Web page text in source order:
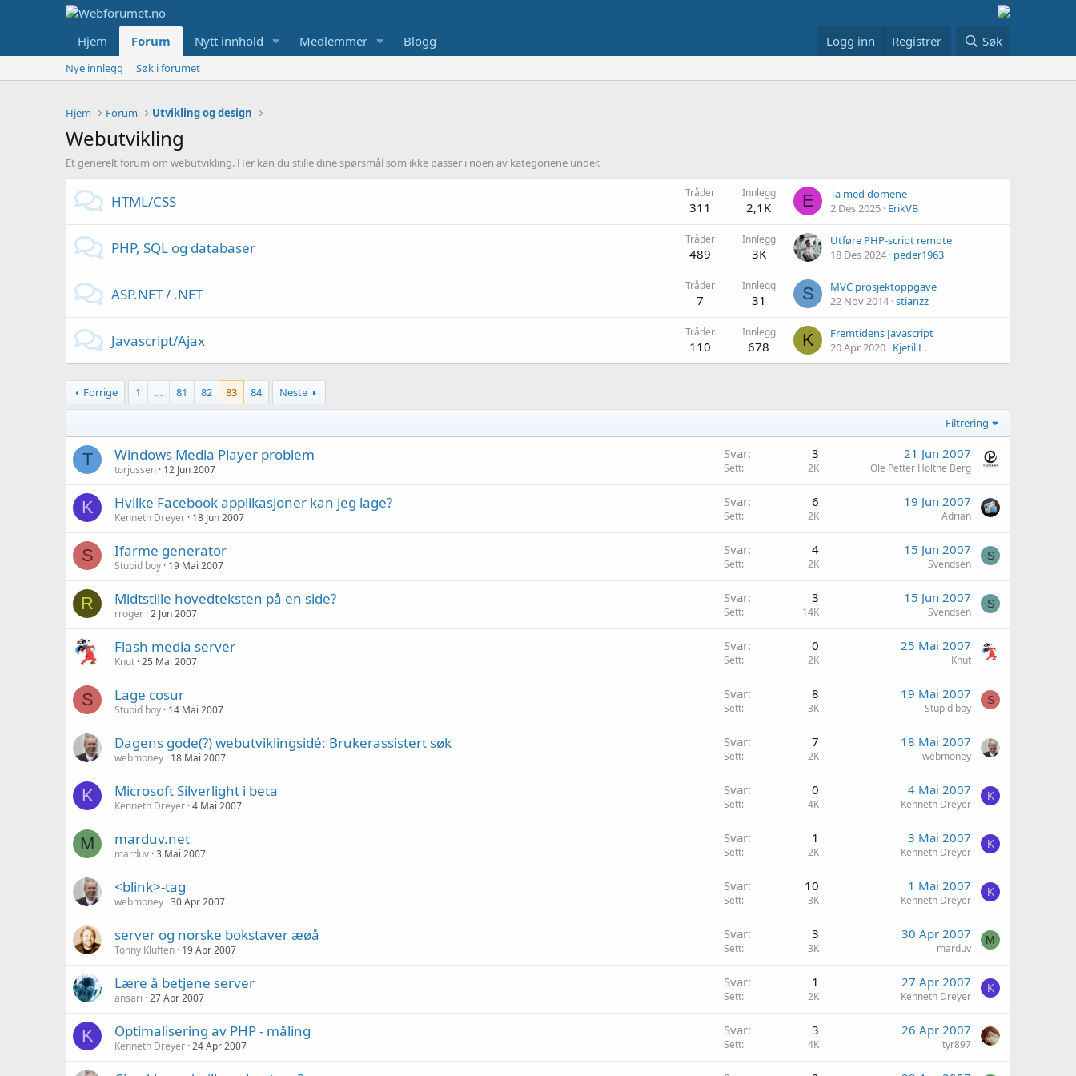
Hjem Forum Nytt innhold Medlemmer Blogg Logg inn Registrer Søk
Nye innlegg Søk i forumet
Hjem Forum Utvikling og design
Webutvikling
Et generelt forum om webutvikling. Her kan du stille dine spørsmål som ikke passer i noen av kategoriene under.
HTML/CSS Tråder
311
Innlegg
2,1K E
Ta med domene
2 Des 2025 ErikVB
PHP, SQL og databaser Tråder
489
Innlegg
3K
Utføre PHP-script remote
18 Des 2024 peder1963
ASP.NET / .NET Tråder
7
Innlegg
31 S
MVC prosjektoppgave
22 Nov 2014 stianzz
Javascript/Ajax Tråder
110
Innlegg
678 K
Fremtidens Javascript
20 Apr 2020 Kjetil L.
Forrige 1 … 81 82 83 84 Neste
Filtrering
T Windows Media Player problem
torjussen 12 Jun 2007
Svar 3
Sett 2K
21 Jun 2007
Ole Petter Holthe Berg
K Hvilke Facebook applikasjoner kan jeg lage?
Kenneth Dreyer 18 Jun 2007
Svar 6
Sett 2K
19 Jun 2007
Adrian
S Ifarme generator
Stupid boy 19 Mai 2007
Svar 4
Sett 2K
15 Jun 2007
Svendsen
S
R Midtstille hovedteksten på en side?
rroger 2 Jun 2007
Svar 3
Sett 14K
15 Jun 2007
Svendsen
S
Flash media server
Knut 25 Mai 2007
Svar 0
Sett 2K
25 Mai 2007
Knut
S Lage cosur
Stupid boy 14 Mai 2007
Svar 8
Sett 3K
19 Mai 2007
Stupid boy
S
Dagens gode(?) webutviklingsidé: Brukerassistert søk
webmoney 18 Mai 2007
Svar 7
Sett 2K
18 Mai 2007
webmoney
K Microsoft Silverlight i beta
Kenneth Dreyer 4 Mai 2007
Svar 0
Sett 4K
4 Mai 2007
Kenneth Dreyer
K
M marduv.net
marduv 3 Mai 2007
Svar 1
Sett 2K
3 Mai 2007
Kenneth Dreyer
K
<blink>-tag
webmoney 30 Apr 2007
Svar 10
Sett 3K
1 Mai 2007
Kenneth Dreyer
K
server og norske bokstaver æøå
Tonny Kluften 19 Apr 2007
Svar 3
Sett 3K
30 Apr 2007
marduv
M
Lære å betjene server
ansari 27 Apr 2007
Svar 1
Sett 2K
27 Apr 2007
Kenneth Dreyer
K
K Optimalisering av PHP - måling
Kenneth Dreyer 24 Apr 2007
Svar 3
Sett 4K
26 Apr 2007
tyr897